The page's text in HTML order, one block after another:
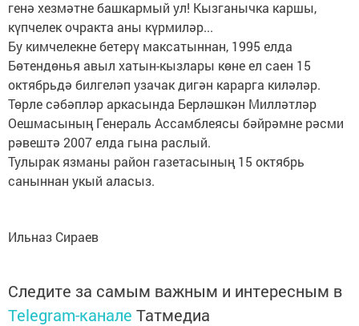
генә хезмәтне башкармый ул! Кызганычка каршы,
күпчелек очракта аны күрмиләр...
Бу кимчелекне бетерү максатыннан, 1995 елда
Бөтендөнья авыл хатын-кызлары көне ел саен 15
октябрьдә билгеләп узачак дигән карарга киләләр.
Төрле сәбәпләр аркасында Берләшкән Милләтләр
Оешмасының Генераль Ассамблеясы бәйрәмне рәсми
рәвештә 2007 елда гына раслый.
Тулырак язманы район газетасының 15 октябрь
саныннан укый аласыз.
Ильназ Сираев
Следите за самым важным и интересным в
Telegram-канале Татмедиа